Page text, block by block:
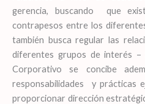
gerencia, buscando que
contrapesos entre los
también busca regular las
diferentes grupos de interés –
Corporativo se concibe
responsabilidades y prácticas
proporcionar dirección